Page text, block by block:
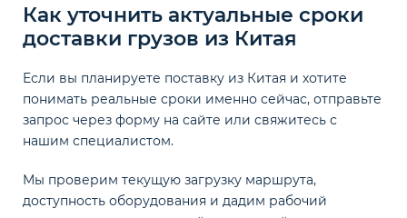
Как уточнить актуальные сроки
доставки грузов из Китая
Если вы планируете поставку из Китая и хотите
понимать реальные сроки именно сейчас, отправьте
запрос через форму на сайте или свяжитесь с
нашим специалистом.
Мы проверим текущую загрузку маршрута,
доступность оборудования и дадим рабочий